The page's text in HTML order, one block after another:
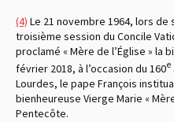
(4) Le 21 novembre 1964, lors
troisième session du Concile
proclamé « Mère de l’Église » la
février 2018, à l’occasion du 160e
Lourdes, le pape François
bienheureuse Vierge Marie «
Pentecôte.